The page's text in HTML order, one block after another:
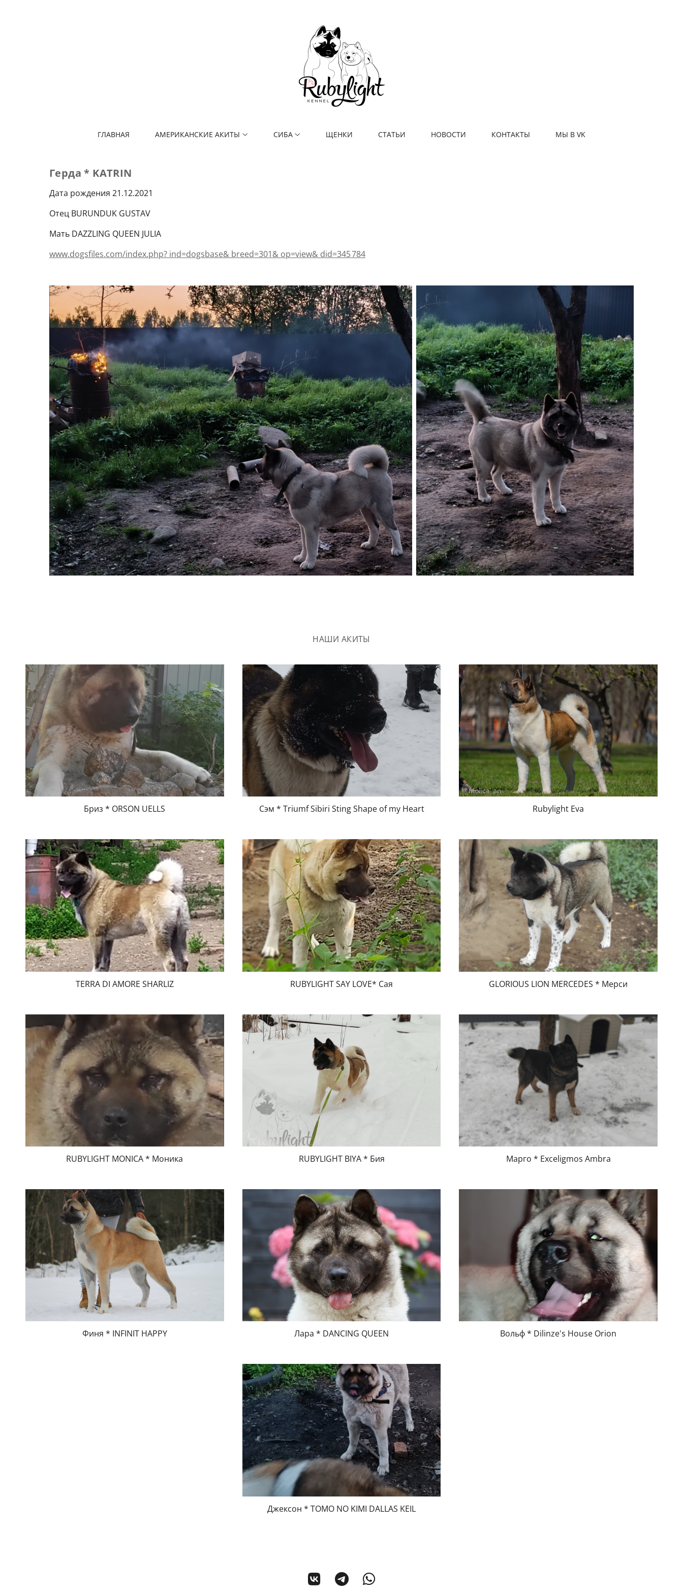
ГЛАВНАЯ АМЕРИКАНСКИЕ АКИТЫ СИБА ЩЕНКИ СТАТЬИ НОВОСТИ КОНТАКТЫ МЫ В VK
Герда * KATRIN
Дата рождения 21.12.2021
Отец BURUNDUK GUSTAV
Мать DAZZLING QUEEN JULIA
www.dogsfiles.com/index.php? ind=dogsbase& breed=301& op=view& did=345 784
НАШИ АКИТЫ
Бриз * ORSON UELLS Сэм * Triumf Sibiri Sting Shape of my Heart Rubylight Eva
TERRA DI AMORE SHARLIZ RUBYLIGHT SAY LOVE* Сая GLORIOUS LION MERCEDES * Мерси
RUBYLIGHT MONICA * Моника RUBYLIGHT BIYA * Бия Марго * Exceligmos Ambra
Финя * INFINIT HAPPY Лара * DANCING QUEEN Вольф * Dilinze's House Orion
Джексон * TOMO NO KIMI DALLAS KEIL